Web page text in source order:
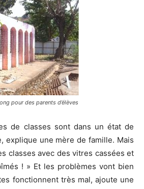
pour des parents d’élèves
de classes sont dans un état de
explique une mère de famille. Mais
classes avec des vitres cassées et
! » Et les problèmes vont bien
fonctionnent très mal, ajoute une